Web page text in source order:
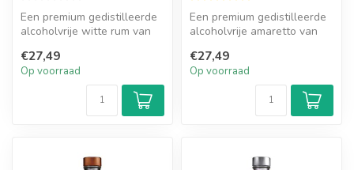
Een premium gedistilleerde
alcoholvrije witte rum van
€27,49
Op voorraad
Een premium gedistilleerde
alcoholvrije amaretto van
€27,49
Op voorraad